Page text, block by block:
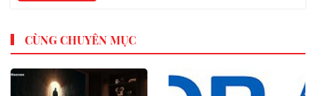
CÙNG CHUYÊN MỤC